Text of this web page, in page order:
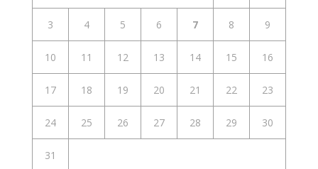
3 4 5 6 7 8 9
10 11 12 13 14 15 16
17 18 19 20 21 22 23
24 25 26 27 28 29 30
31